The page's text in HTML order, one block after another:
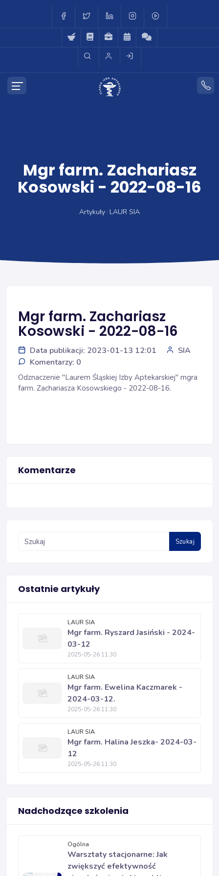
Mgr farm. Zachariasz
Kosowski - 2022-08-16
Artykuły LAUR SIA
Mgr farm. Zachariasz
Kosowski - 2022-08-16
Data publikacji: 2023-01-13 12:01
SIA
Komentarzy: 0
Odznaczenie "Laurem Śląskiej Izby Aptekarskiej" mgra
farm. Zachariasza Kosowskiego - 2022-08-16.
Komentarze
Szukaj
Ostatnie artykuły
LAUR SIA
Mgr farm. Ryszard Jasiński - 2024-
03-12
2025-05-26 11:30
LAUR SIA
Mgr farm. Ewelina Kaczmarek -
2024-03-12.
2025-05-26 11:30
LAUR SIA
Mgr farm. Halina Jeszka- 2024-03-
12
2025-05-26 11:30
Nadchodzące szkolenia
Ogólna
Warsztaty stacjonarne: Jak
zwiększyć efektywność